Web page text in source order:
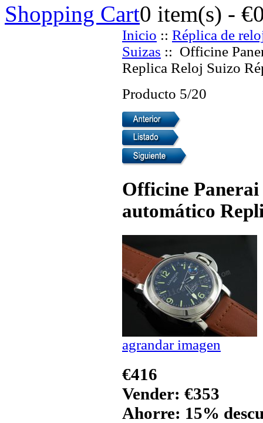
Shopping Cart0 item(s) -
Inicio :: Réplica de
Suizas :: Officine
Replica Reloj Suizo
Producto 5/20
Officine
automático
agrandar imagen
€416
Vender: €353
Ahorre: 15%